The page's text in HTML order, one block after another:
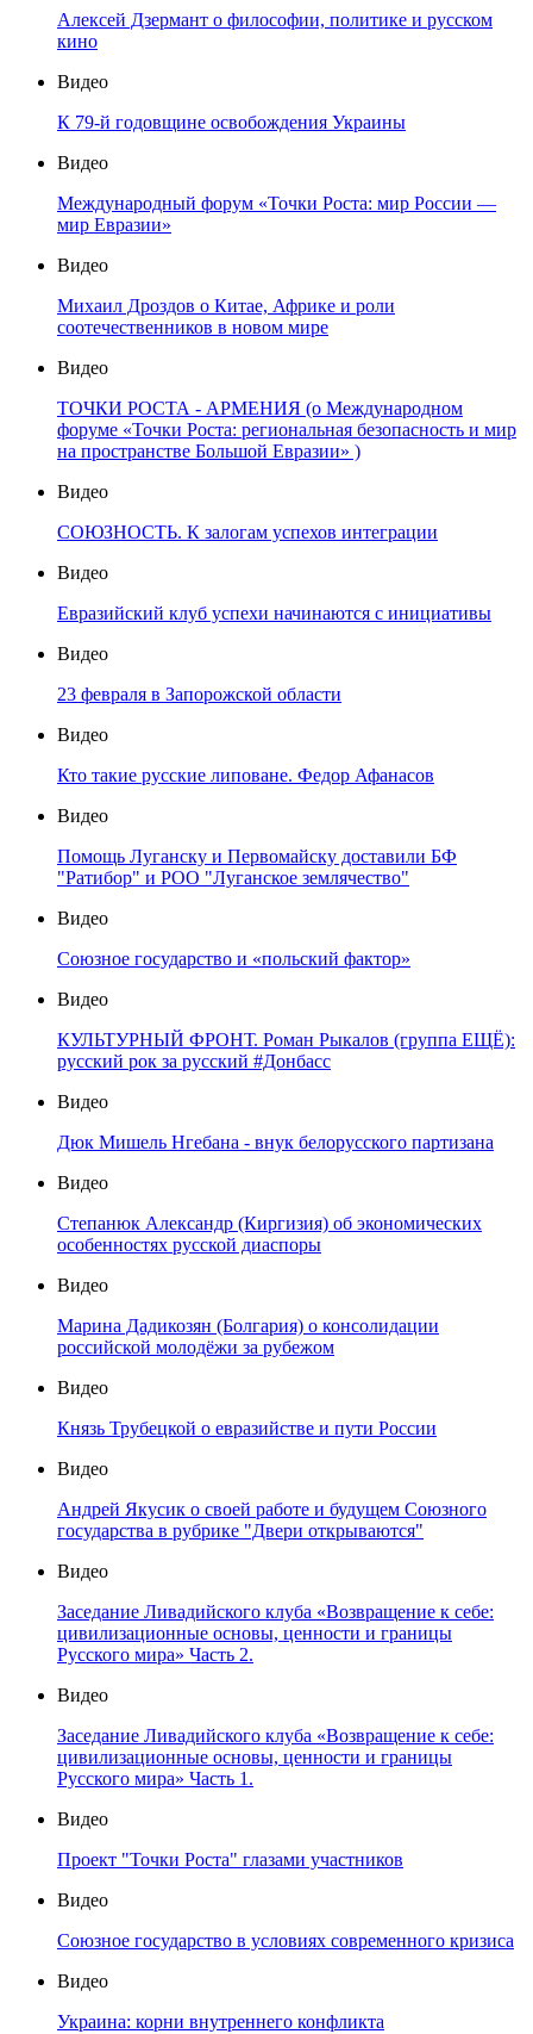
Алексей Дзермант о философии, политике и русском
кино
Видео
К 79-й годовщине освобождения Украины
Видео
Международный форум «Точки Роста: мир России —
мир Евразии»
Видео
Михаил Дроздов о Китае, Африке и роли
соотечественников в новом мире
Видео
ТОЧКИ РОСТА - АРМЕНИЯ (о Международном
форуме «Точки Роста: региональная безопасность и мир
на пространстве Большой Евразии» )
Видео
СОЮЗНОСТЬ. К залогам успехов интеграции
Видео
Евразийский клуб успехи начинаются с инициативы
Видео
23 февраля в Запорожской области
Видео
Кто такие русские липоване. Федор Афанасов
Видео
Помощь Луганску и Первомайску доставили БФ
"Ратибор" и РОО "Луганское землячество"
Видео
Союзное государство и «польский фактор»
Видео
КУЛЬТУРНЫЙ ФРОНТ. Роман Рыкалов (группа ЕЩЁ):
русский рок за русский #Донбасс
Видео
Дюк Мишель Нгебана - внук белорусского партизана
Видео
Степанюк Александр (Киргизия) об экономических
особенностях русской диаспоры
Видео
Марина Дадикозян (Болгария) о консолидации
российской молодёжи за рубежом
Видео
Князь Трубецкой о евразийстве и пути России
Видео
Андрей Якусик о своей работе и будущем Союзного
государства в рубрике "Двери открываются"
Видео
Заседание Ливадийского клуба «Возвращение к себе:
цивилизационные основы, ценности и границы
Русского мира» Часть 2.
Видео
Заседание Ливадийского клуба «Возвращение к себе:
цивилизационные основы, ценности и границы
Русского мира» Часть 1.
Видео
Проект "Точки Роста" глазами участников
Видео
Союзное государство в условиях современного кризиса
Видео
Украина: корни внутреннего конфликта